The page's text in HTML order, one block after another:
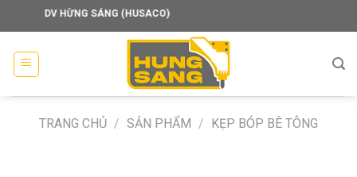
to
content
TM DV HỪNG SÁNG (HUSACO)
TRANG CHỦ / SẢN PHẨM / KẸP BÓP BÊ TÔNG